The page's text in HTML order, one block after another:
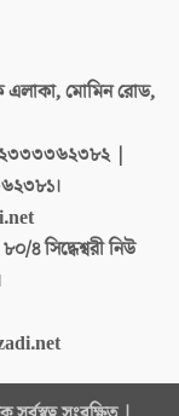
এলাকা, মোমিন রোড,
|
৪ সিদ্ধেশ্বরী নিউ